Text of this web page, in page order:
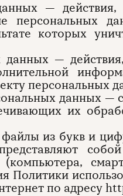
— действия,
персональных
которых
—
персональных
данных —
их
из букв и
Политики
по адресу